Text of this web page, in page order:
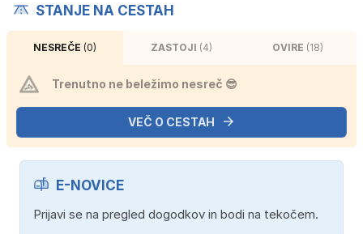
STANJE NA CESTAH
NESREČE (0) ZASTOJI (4) OVIRE (18)
Trenutno ne beležimo nesreč 😎
VEČ O CESTAH
E-NOVICE
Prijavi se na pregled dogodkov in bodi na tekočem.